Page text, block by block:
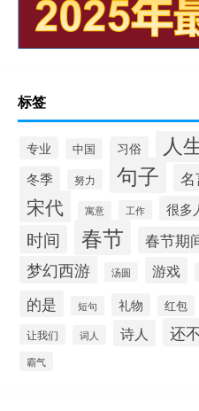
标签
专业 中国 习俗 人
冬季 努力 句子
宋代 寓意 工作 很多
时间 春节 春节期
梦幻西游 汤圆 游戏
的是 短句 礼物 红包
让我们 词人 诗人 还
霸气